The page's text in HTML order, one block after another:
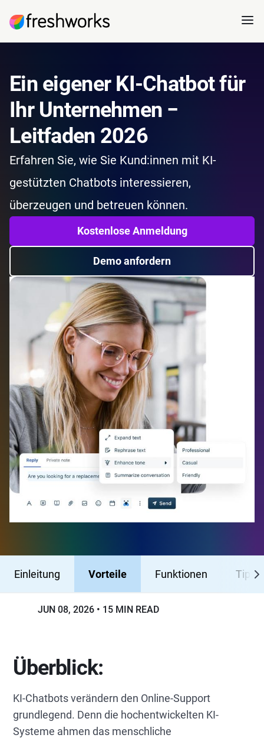
Ein eigener KI-Chatbot für
Ihr Unternehmen −
Leitfaden 2026
Erfahren Sie, wie Sie Kund:innen mit KI-
gestützten Chatbots interessieren,
überzeugen und betreuen können.
Kostenlose Anmeldung
Demo anfordern
Einleitung Vorteile Funktionen Tips
JUN 08, 2026 15 MIN READ
Überblick:
KI-Chatbots verändern den Online-Support
grundlegend.‌ Denn die hochentwickelten KI-
Systeme ahmen das menschliche